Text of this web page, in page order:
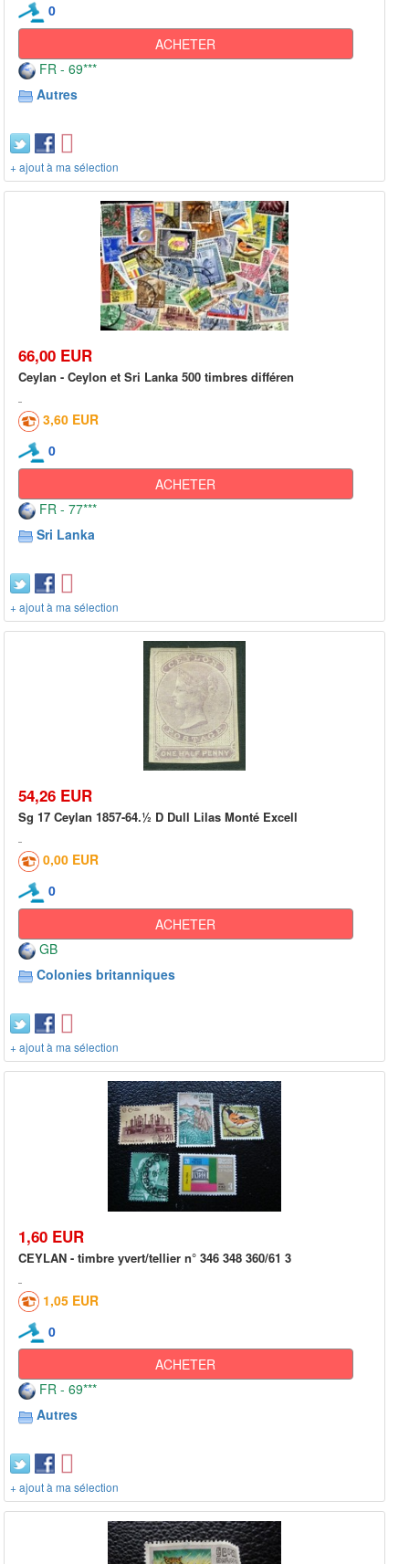
0
ACHETER
FR - 69***
Autres
+ ajout à ma sélection
66,00 EUR
Ceylan - Ceylon et Sri Lanka 500 timbres différen
3,60 EUR
0
ACHETER
FR - 77***
Sri Lanka
+ ajout à ma sélection
54,26 EUR
Sg 17 Ceylan 1857-64.½ D Dull Lilas Monté Excell
0,00 EUR
0
ACHETER
GB
Colonies britanniques
+ ajout à ma sélection
1,60 EUR
CEYLAN - timbre yvert/tellier n° 346 348 360/61 3
1,05 EUR
0
ACHETER
FR - 69***
Autres
+ ajout à ma sélection